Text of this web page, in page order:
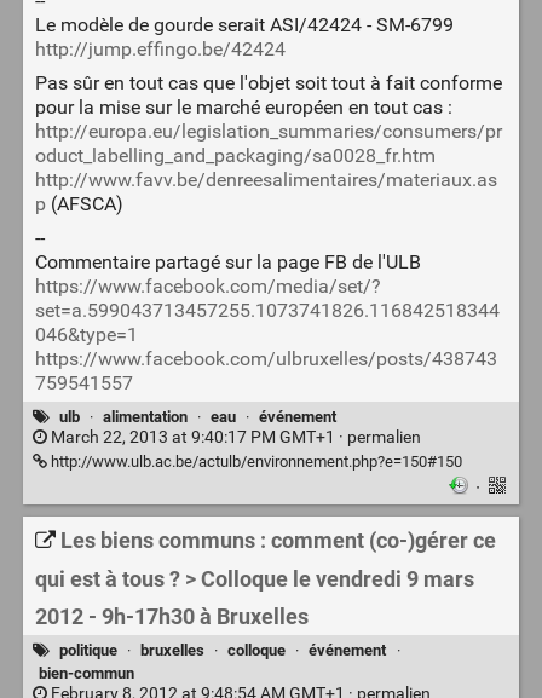
Le modèle de gourde serait ASI/42424 - SM-6799
http://jump.effingo.be/42424
Pas sûr en tout cas que l'objet soit tout à fait conforme
pour la mise sur le marché européen en tout cas :
http://europa.eu/legislation_summaries/consumers/pr
oduct_labelling_and_packaging/sa0028_fr.htm
http://www.favv.be/denreesalimentaires/materiaux.as
p(AFSCA)
--
Commentaire partagé sur la page FB de l'ULB
https://www.facebook.com/media/set/?
set=a.599043713457255.1073741826.116842518344
046&type=1
https://www.facebook.com/ulbruxelles/posts/438743
759541557
ulb · alimentation · eau · événement
March 22, 2013 at 9:40:17 PM GMT+1 · permalien
http://www.ulb.ac.be/actulb/environnement.php?e=150#150
·
Les biens communs : comment (co-)gérer ce
qui est à tous ? > Colloque le vendredi 9 mars
2012 - 9h-17h30 à Bruxelles
politique · bruxelles · colloque · événement
·
bien-commun
February 8, 2012 at 9:48:54 AM GMT+1 · permalien